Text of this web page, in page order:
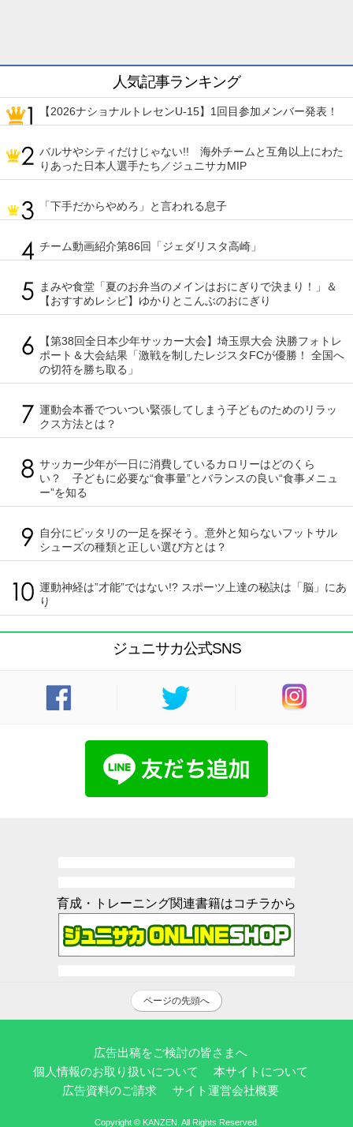
人気記事ランキング
【2026ナショナルトレセンU-15】1回目参加メンバー発表！
バルサやシティだけじゃない!! 海外チームと互角以上にわた
りあった日本人選手たち／ジュニサカMIP
「下手だからやめろ」と言われる息子
チーム動画紹介第86回「ジェダリスタ高崎」
まみや食堂「夏のお弁当のメインはおにぎりで決まり！」＆
【おすすめレシピ】ゆかりとこんぶのおにぎり
【第38回全日本少年サッカー大会】埼玉県大会 決勝フォトレ
ポート＆大会結果「激戦を制したレジスタFCが優勝！ 全国へ
の切符を勝ち取る」
運動会本番でついつい緊張してしまう子どものためのリラッ
クス方法とは？
サッカー少年が一日に消費しているカロリーはどのくら
い？ 子どもに必要な“食事量”とバランスの良い“食事メニュ
ー”を知る
自分にピッタリの一足を探そう。意外と知らないフットサル
シューズの種類と正しい選び方とは？
運動神経は”才能”ではない!? スポーツ上達の秘訣は「脳」にあ
り
ジュニサカ公式SNS
育成・トレーニング関連書籍はコチラから
ページの先頭へ
広告出稿をご検討の皆さまへ
個人情報のお取り扱いについて
本サイトについて
広告資料のご請求
サイト運営会社概要
Copyright © KANZEN. All Rights Reserved.